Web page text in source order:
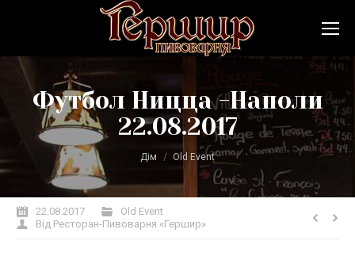
Футбол Ницца -Наполи
22.08.2017
Дім Old Event
22.08.2017
Old Event
Від Ресторан-Пивоварня «Гершир»